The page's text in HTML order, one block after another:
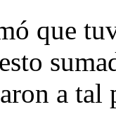
que
a tal